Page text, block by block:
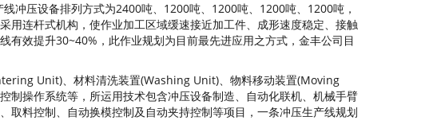
冲压设备排列方式为2400吨、1200吨、1200吨、1200吨、1200吨，
用连杆式机构，使作业加工区域缓速接近加工件、成形速度稳定、接触
效提升30~40%，此作业规划为目前最先进应用之方式，金丰公司目
Unit)、材料清洗装置(Washing Unit)、物料移动装置(Moving
操作系统等，所运用技术包含冲压设备制造、自动化联机、机械手臂
料控制、自动换模控制及自动夹持控制等项目，一条冲压生产线规划